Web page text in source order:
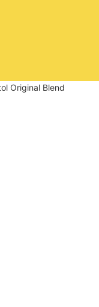
Original Blend